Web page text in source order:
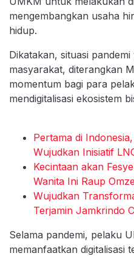
mengembangkan usaha
hidup.
Dikatakan, situasi
masyarakat, diterangkan
momentum bagi para
mendigitalisasi ekosistem
Pertama di
Wujudkan Inisiatif
Kecintaan akan
Wanita Ini Raup
Wujudkan
Terjamin Jamkrindo
Selama pandemi, pelaku
memanfaatkan digitalisasi